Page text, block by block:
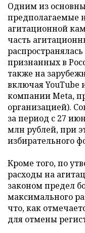
Одним из
предполагаемые
агитационной
часть
признанных в
также на
включая
компании Meta,
организацией).
за период с 27
млн рублей, при
избирательного
Кроме того, по
расходы на
законом предел
максимального
что, как
для отмены